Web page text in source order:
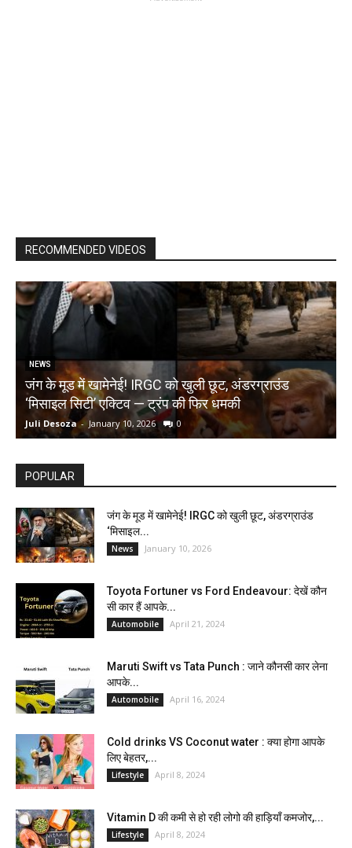
RECOMMENDED VIDEOS
NEWS
जंग के मूड में खामेनेई! IRGC को खुली छूट, अंडरग्राउंड
‘मिसाइल सिटी’ एक्टिव — ट्रंप की फिर धमकी
Juli Desoza - January 10, 2026 0
POPULAR
जंग के मूड में खामेनेई! IRGC को खुली छूट, अंडरग्राउंड
‘मिसाइल...
News January 10, 2026
Toyota Fortuner vs Ford Endeavour: देखें कौन
सी कार हैं आपके...
Automobile April 21, 2024
Maruti Swift vs Tata Punch : जाने कौनसी कार लेना
आपके...
Automobile April 16, 2024
Cold drinks VS Coconut water : क्या होगा आपके
लिए बेहतर,...
Lifestyle April 8, 2024
Vitamin D की कमी से हो रही लोगो की हाड़ियाँ कमजोर,...
Lifestyle April 8, 2024